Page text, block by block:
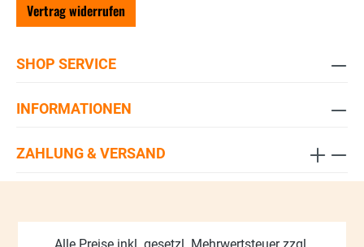
Vertrag widerrufen
SHOP SERVICE
INFORMATIONEN
ZAHLUNG & VERSAND